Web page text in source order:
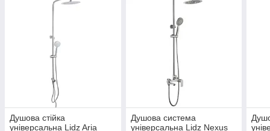
Душова стійка
універсальна Lidz Aria
Душова система
універсальна Lidz Nexus